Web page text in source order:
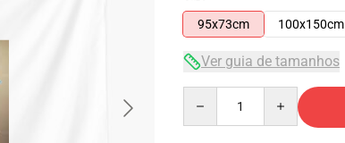
95x73cm
100x150cm
Ver guia de tamanhos